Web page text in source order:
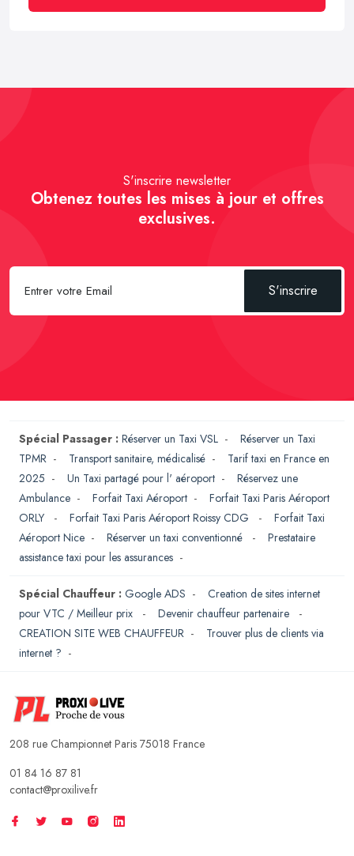
S'inscrire newsletter
Obtenez toutes les mises à jour et offres
exclusives.
S'inscrire
Spécial Passager : Réserver un Taxi VSL - Réserver un Taxi
TPMR - Transport sanitaire, médicalisé - Tarif taxi en France en
2025 - Un Taxi partagé pour l' aéroport - Réservez une
Ambulance - Forfait Taxi Aéroport - Forfait Taxi Paris Aéroport
ORLY
- Forfait Taxi Paris Aéroport Roissy CDG - Forfait Taxi
Aéroport Nice - Réserver un taxi conventionné - Prestataire
assistance taxi pour les assurances -
Spécial Chauffeur : Google ADS - Creation de sites internet
pour VTC / Meilleur prix
- Devenir chauffeur partenaire
-
CREATION SITE WEB CHAUFFEUR - Trouver plus de clients via
internet ? -
208 rue Championnet Paris 75018 France
01 84 16 87 81
contact@proxilive.fr